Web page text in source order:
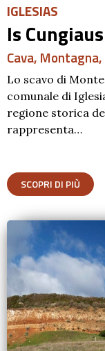
IGLESIAS
Is Cungiaus
Cava, Montagna,
Lo scavo di
comunale di
regione storica
rappresenta…
SCOPRI DI PIÙ